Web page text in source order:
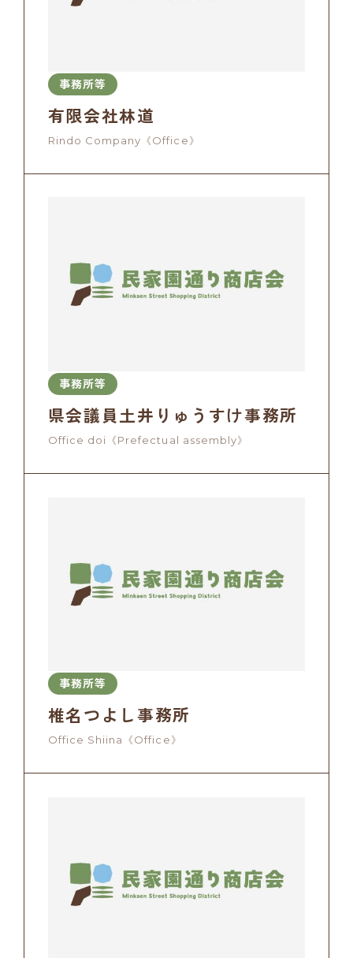
事務所等
有限会社林道
Rindo Company《Office》
事務所等
県会議員土井りゅうすけ事務所
Office doi《Prefectual assembly》
事務所等
椎名つよし事務所
Office Shiina《Office》